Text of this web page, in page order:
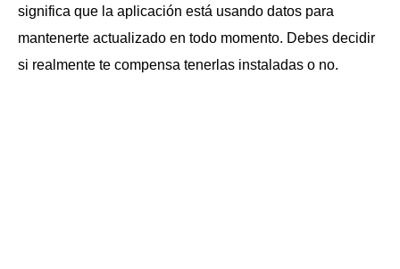
significa que la aplicación está usando datos para
mantenerte actualizado en todo momento. Debes decidir
si realmente te compensa tenerlas instaladas o no.